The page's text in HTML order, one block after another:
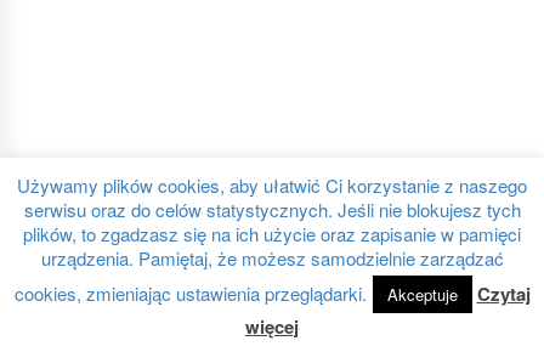
Używamy plików cookies, aby ułatwić Ci korzystanie z naszego
serwisu oraz do celów statystycznych. Jeśli nie blokujesz tych
plików, to zgadzasz się na ich użycie oraz zapisanie w pamięci
urządzenia. Pamiętaj, że możesz samodzielnie zarządzać
cookies, zmieniając ustawienia przeglądarki.
Akceptuje
Czytaj
więcej